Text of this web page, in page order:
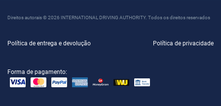
Direitos autorais © 2026 INTERNATIONAL DRIVING AUTHORITY. Todos os direitos reservados
Política de entrega e devolução Política de privacidade
Forma de pagamento: